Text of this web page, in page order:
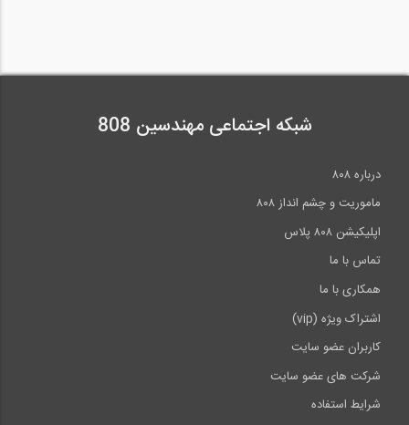
شبکه اجتماعی مهندسین 808
درباره ۸۰۸
ماموریت و چشم انداز ۸۰۸
اپلیکیشن ۸۰۸ پلاس
تماس با ما
همکاری با ما
اشتراک ویژه (vip)
کاربران عضو سایت
شرکت های عضو سایت
شرایط استفاده